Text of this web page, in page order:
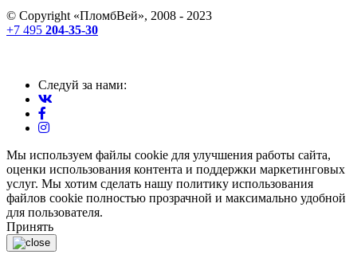
© Copyright «ПломбВей», 2008 - 2023
+7 495 204-35-30
Следуй за нами:
Мы используем файлы cookie для улучшения работы сайта,
оценки использования контента и поддержки маркетинговых
услуг. Мы хотим сделать нашу политику использования
файлов cookie полностью прозрачной и максимально удобной
для пользователя.
Принять